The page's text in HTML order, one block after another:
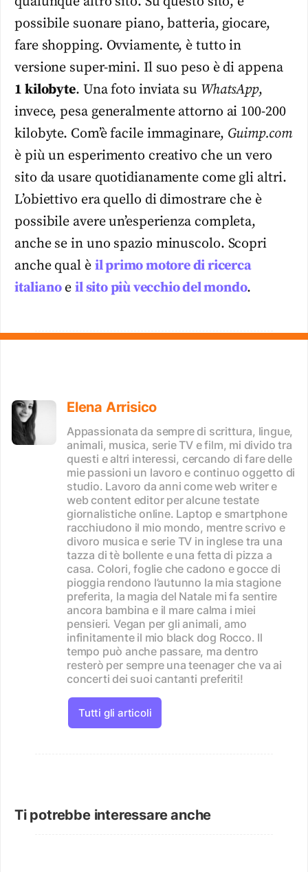
possibile suonare piano, batteria, giocare,
fare shopping. Ovviamente, è tutto in
versione super-mini. Il suo peso è di appena
1 kilobyte. Una foto inviata su WhatsApp,
invece, pesa generalmente attorno ai 100-200
kilobyte. Com’è facile immaginare, Guimp.com
è più un esperimento creativo che un vero
sito da usare quotidianamente come gli altri.
L’obiettivo era quello di dimostrare che è
possibile avere un’esperienza completa,
anche se in uno spazio minuscolo. Scopri
anche qual è il primo motore di ricerca
italianoeil sito più vecchio del mondo.
Elena Arrisico
Appassionata da sempre di scrittura, lingue,
animali, musica, serie TV e film, mi divido tra
questi e altri interessi, cercando di fare delle
mie passioni un lavoro e continuo oggetto di
studio. Lavoro da anni come web writer e
web content editor per alcune testate
giornalistiche online. Laptop e smartphone
racchiudono il mio mondo, mentre scrivo e
divoro musica e serie TV in inglese tra una
tazza di tè bollente e una fetta di pizza a
casa. Colori, foglie che cadono e gocce di
pioggia rendono l’autunno la mia stagione
preferita, la magia del Natale mi fa sentire
ancora bambina e il mare calma i miei
pensieri. Vegan per gli animali, amo
infinitamente il mio black dog Rocco. Il
tempo può anche passare, ma dentro
resterò per sempre una teenager che va ai
concerti dei suoi cantanti preferiti!
Tutti gli articoli
Ti potrebbe interessare anche